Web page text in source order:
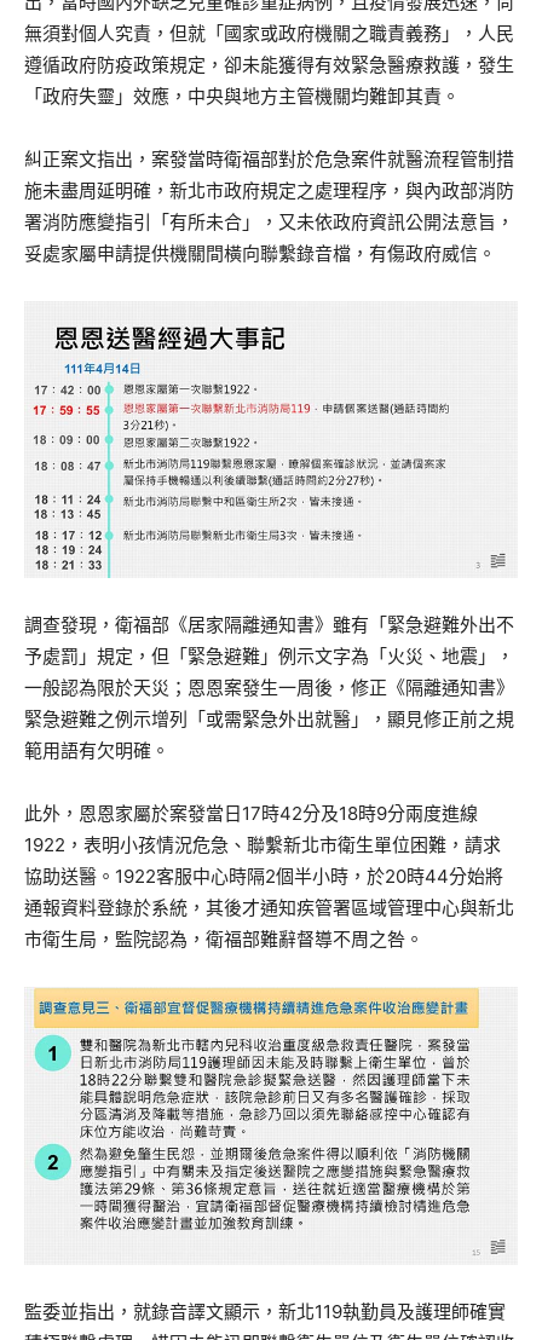
無須對個人究責，但就「國家或政府機關之職責義務」，人民
遵循政府防疫政策規定，卻未能獲得有效緊急醫療救護，發生
「政府失靈」效應，中央與地方主管機關均難卸其責。
糾正案文指出，案發當時衛福部對於危急案件就醫流程管制措
施未盡周延明確，新北市政府規定之處理程序，與內政部消防
署消防應變指引「有所未合」，又未依政府資訊公開法意旨，
妥處家屬申請提供機關間橫向聯繫錄音檔，有傷政府威信。
調查發現，衛福部《居家隔離通知書》雖有「緊急避難外出不
予處罰」規定，但「緊急避難」例示文字為「火災、地震」，
一般認為限於天災；恩恩案發生一周後，修正《隔離通知書》
緊急避難之例示增列「或需緊急外出就醫」，顯見修正前之規
範用語有欠明確。
此外，恩恩家屬於案發當日17時42分及18時9分兩度進線
1922，表明小孩情況危急、聯繫新北市衛生單位困難，請求
協助送醫。1922客服中心時隔2個半小時，於20時44分始將
通報資料登錄於系統，其後才通知疾管署區域管理中心與新北
市衛生局，監院認為，衛福部難辭督導不周之咎。
監委並指出，就錄音譯文顯示，新北119執勤員及護理師確實